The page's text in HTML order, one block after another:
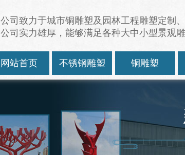
公司致力于城市铜雕塑及园林工程雕塑定制
公司实力雄厚，能够满足各种大中小型景观
网站首页 不锈钢雕塑 铜雕塑